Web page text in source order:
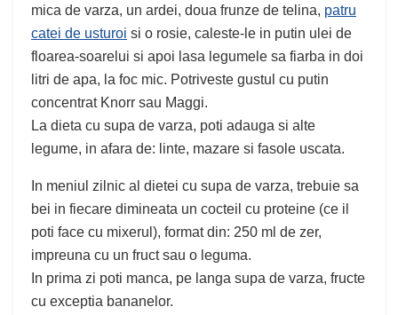
mica de varza, un ardei, doua frunze de telina, patru
catei de usturoi si o rosie, caleste-le in putin ulei de
floarea-soarelui si apoi lasa legumele sa fiarba in doi
litri de apa, la foc mic. Potriveste gustul cu putin
concentrat Knorr sau Maggi.
La dieta cu supa de varza, poti adauga si alte
legume, in afara de: linte, mazare si fasole uscata.
In meniul zilnic al dietei cu supa de varza, trebuie sa
bei in fiecare dimineata un cocteil cu proteine (ce il
poti face cu mixerul), format din: 250 ml de zer,
impreuna cu un fruct sau o leguma.
In prima zi poti manca, pe langa supa de varza, fructe
cu exceptia bananelor.